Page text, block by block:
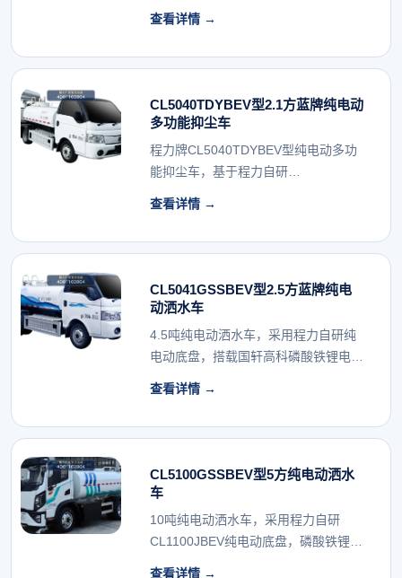
查看详情 →
CL5040TDYBEV型2.1方蓝牌纯电动
多功能抑尘车
程力牌CL5040TDYBEV型纯电动多功
能抑尘车，基于程力自研
查看详情 →
CL5041GSSBEV型2.5方蓝牌纯电
动洒水车
4.5吨纯电动洒水车，采用程力自研纯
电动底盘，搭载国轩高科磷酸铁锂电池
查看详情 →
CL5100GSSBEV型5方纯电动洒水
车
10吨纯电动洒水车，采用程力自研
CL1100JBEV纯电动底盘，磷酸铁锂电
查看详情 →